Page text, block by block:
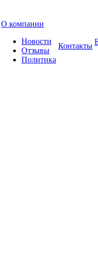
О компании
Новости
Отзывы
Политика
Контакты